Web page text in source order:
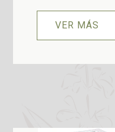
VER MÁS